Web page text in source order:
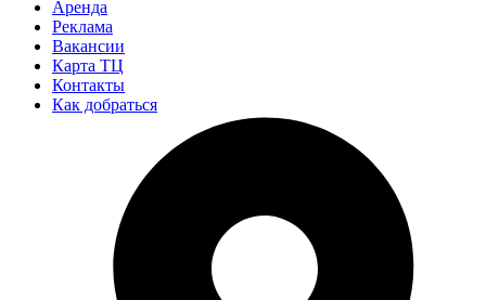
Аренда
Реклама
Вакансии
Карта ТЦ
Контакты
Как добраться